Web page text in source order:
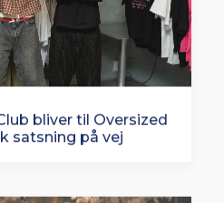
bliver til Oversized
satsning på vej